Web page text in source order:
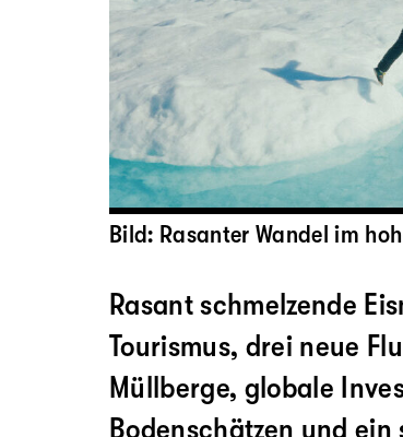
Bild: Rasanter Wandel im
Rasant schmelzende
Tourismus, drei neue
Müllberge, globale
Bodenschätzen und